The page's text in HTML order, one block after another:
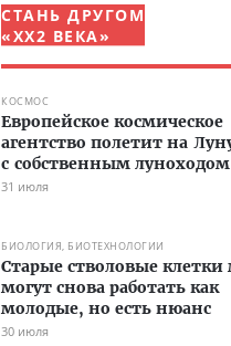
СТАНЬ ДРУГОМ
«XX2 ВЕКА»
КОСМОС
Европейское космическое
агентство полетит на
с собственным луноходом
31 июля
БИОЛОГИЯ, БИОТЕХНОЛОГИИ
Старые стволовые
могут снова работать как
молодые, но есть нюанс
30 июля